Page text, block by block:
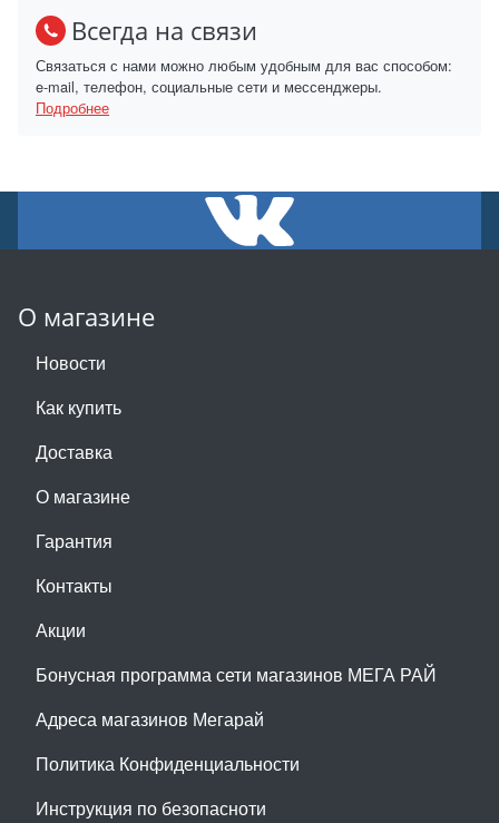
Всегда на связи
Связаться с нами можно любым удобным для вас способом:
e-mail, телефон, социальные сети и мессенджеры.
Подробнее
О магазине
Новости
Как купить
Доставка
О магазине
Гарантия
Контакты
Акции
Бонусная программа сети магазинов МЕГА РАЙ
Адреса магазинов Мегарай
Политика Конфиденциальности
Инструкция по безопасноти